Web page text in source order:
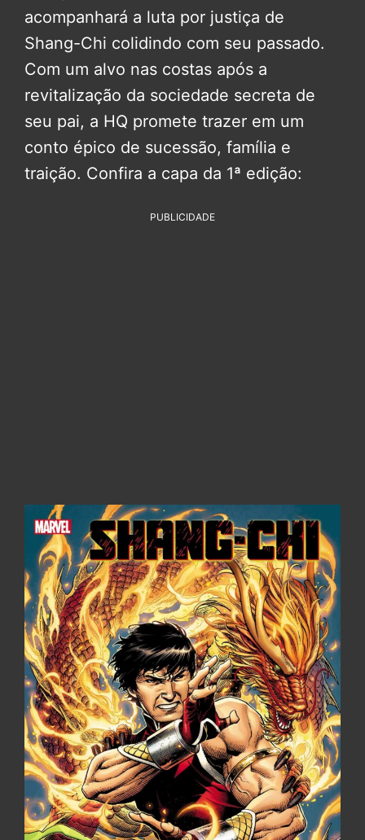
acompanhará a luta por justiça de
Shang-Chi colidindo com seu passado.
Com um alvo nas costas após a
revitalização da sociedade secreta de
seu pai, a HQ promete trazer em um
conto épico de sucessão, família e
traição. Confira a capa da 1ª edição:
PUBLICIDADE